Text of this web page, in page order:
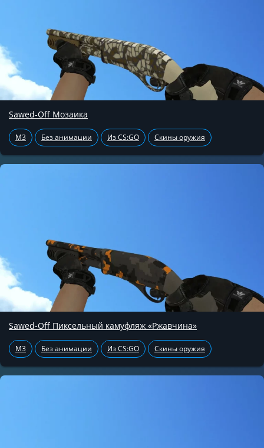
Sawed-Off Мозаика
M3 Без анимации Из CS:GO Скины оружия
Sawed-Off Пиксельный камуфляж «Ржавчина»
M3 Без анимации Из CS:GO Скины оружия